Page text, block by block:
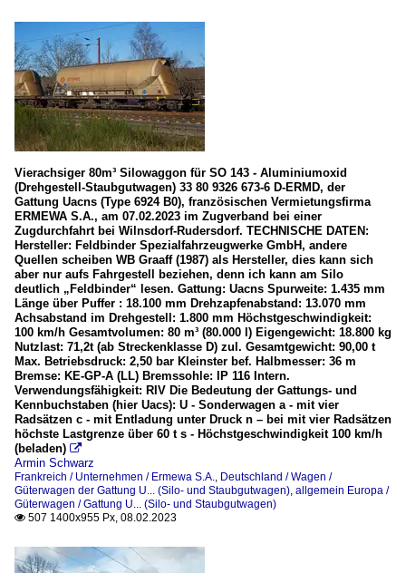
Vierachsiger 80m³ Silowaggon für SO 143 - Aluminiumoxid
(Drehgestell-Staubgutwagen) 33 80 9326 673-6 D-ERMD, der
Gattung Uacns (Type 6924 B0), französischen Vermietungsfirma
ERMEWA S.A., am 07.02.2023 im Zugverband bei einer
Zugdurchfahrt bei Wilnsdorf-Rudersdorf. TECHNISCHE DATEN:
Hersteller: Feldbinder Spezialfahrzeugwerke GmbH, andere
Quellen scheiben WB Graaff (1987) als Hersteller, dies kann sich
aber nur aufs Fahrgestell beziehen, denn ich kann am Silo
deutlich „Feldbinder“ lesen. Gattung: Uacns Spurweite: 1.435 mm
Länge über Puffer : 18.100 mm Drehzapfenabstand: 13.070 mm
Achsabstand im Drehgestell: 1.800 mm Höchstgeschwindigkeit:
100 km/h Gesamtvolumen: 80 m³ (80.000 l) Eigengewicht: 18.800 kg
Nutzlast: 71,2t (ab Streckenklasse D) zul. Gesamtgewicht: 90,00 t
Max. Betriebsdruck: 2,50 bar Kleinster bef. Halbmesser: 36 m
Bremse: KE-GP-A (LL) Bremssohle: IP 116 Intern.
Verwendungsfähigkeit: RIV Die Bedeutung der Gattungs- und
Kennbuchstaben (hier Uacs): U - Sonderwagen a - mit vier
Radsätzen c - mit Entladung unter Druck n – bei mit vier Radsätzen
höchste Lastgrenze über 60 t s - Höchstgeschwindigkeit 100 km/h
(beladen) 
Armin Schwarz
Frankreich / Unternehmen / Ermewa S.A.
Deutschland / Wagen /
Güterwagen der Gattung U... (Silo- und Staubgutwagen) allgemein Europa /
Güterwagen / Gattung U... (Silo- und Staubgutwagen)
 507 1400x955 Px, 08.02.2023